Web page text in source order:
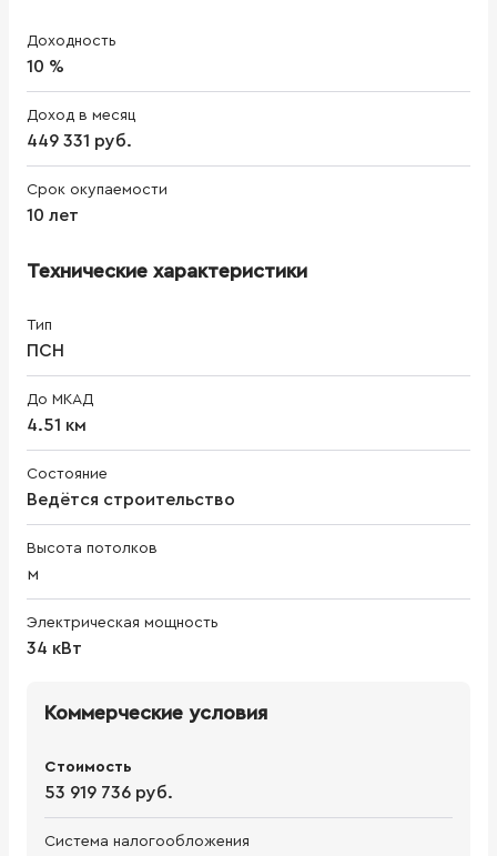
Доходность
10 %
Доход в месяц
449 331 руб.
Срок окупаемости
10 лет
Технические характеристики
Тип
ПСН
До МКАД
4.51 км
Состояние
Ведётся строительство
Высота потолков
м
Электрическая мощность
34 кВт
Коммерческие условия
Стоимость
53 919 736 руб.
Система налогообложения